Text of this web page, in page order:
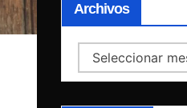
Archivos
Archivos